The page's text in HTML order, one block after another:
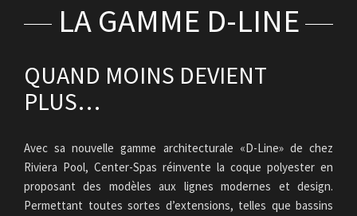
LA GAMME D-LINE
QUAND MOINS DEVIENT
PLUS…
Avec sa nouvelle gamme architecturale «D-Line» de chez
Riviera Pool, Center-Spas réinvente la coque polyester en
proposant des modèles aux lignes modernes et design.
Permettant toutes sortes d’extensions, telles que bassins